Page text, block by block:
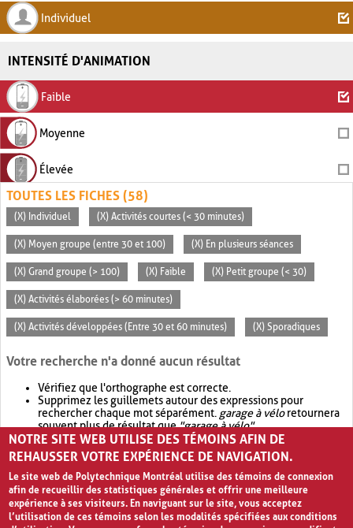
Individuel
INTENSITÉ D'ANIMATION
Faible
Moyenne
Élevée
TOUTES LES FICHES (58)
(X) Individuel (X) Activités courtes (< 30 minutes)
(X) Moyen groupe (entre 30 et 100) (X) En plusieurs séances
(X) Grand groupe (> 100) (X) Faible (X) Petit groupe (< 30)
(X) Activités élaborées (> 60 minutes)
(X) Activités développées (Entre 30 et 60 minutes) (X) Sporadiques
Votre recherche n'a donné aucun résultat
Vérifiez que l'orthographe est correcte.
Supprimez les guillemets autour des expressions pour
rechercher chaque mot séparément. garage à véloretournera
souvent plus de résultat que"garage à vélo".
Envisagez d'élargir votre recherche avec OR.garage OR vélo
retournera souvent plus de résultat quegarage à vélo
NOTRE SITE WEB UTILISE DES TÉMOINS AFIN DE
REHAUSSER VOTRE EXPÉRIENCE DE NAVIGATION.
Le site web de Polytechnique Montréal utilise des témoins de connexion
afin de recueillir des statistiques générales et offrir une meilleure
expérience à ses visiteurs. En naviguant sur le site, vous acceptez
l’utilisation de ces témoins selon les modalités spécifiées aux conditions